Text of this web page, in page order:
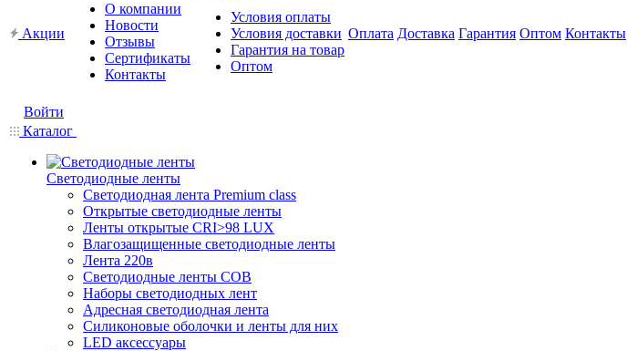
Акции
О компании
Новости
Отзывы
Сертификаты
Контакты
Условия оплаты
Условия доставки
Гарантия на товар
Оптом
Оплата Доставка Гарантия Оптом Контакты
Войти
Каталог
Светодиодные ленты
Светодиодная лента Premium class
Открытые светодиодные ленты
Ленты открытые CRI>98 LUX
Влагозащищенные светодиодные ленты
Лента 220в
Светодиодные ленты COB
Наборы светодиодных лент
Адресная светодиодная лента
Силиконовые оболочки и ленты для них
LED аксессуары